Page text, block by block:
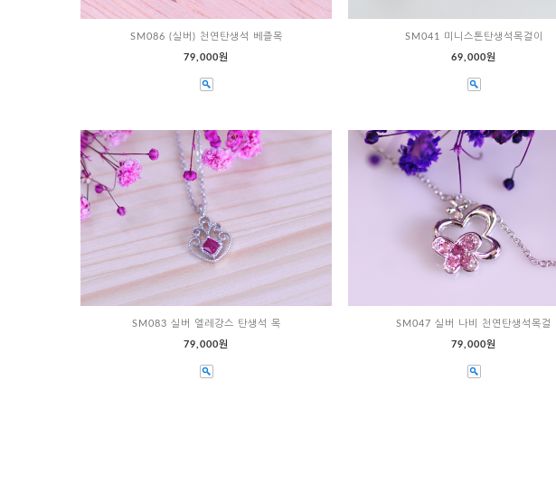
SM086 (실버) 천연탄생석 베즐목
79,000원
SM041 미니스톤탄생석목걸이
69,000원
SM083 실버 엘레강스 탄생석 목
79,000원
SM047 실버 나비 천연탄생석목걸
79,000원